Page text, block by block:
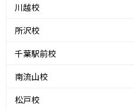
川越校
所沢校
千葉駅前校
南流山校
松戸校